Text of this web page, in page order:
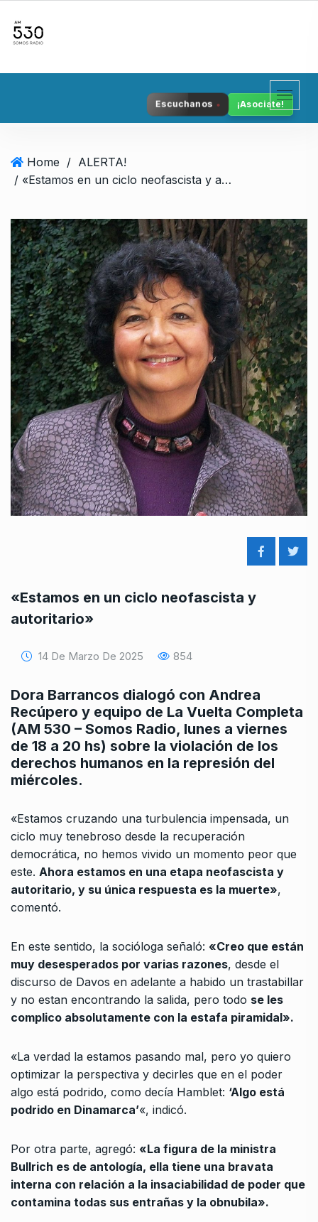
Escuchanos ¡Asociate!
Home / ALERTA!
/ «Estamos en un ciclo neofascista y autoritario»
«Estamos en un ciclo neofascista y
autoritario»
14 De Marzo De 2025 854
Dora Barrancos dialogó con Andrea
Recúpero y equipo de La Vuelta Completa
(AM 530 – Somos Radio, lunes a viernes
de 18 a 20 hs) sobre la violación de los
derechos humanos en la represión del
miércoles.
«Estamos cruzando una turbulencia impensada, un
ciclo muy tenebroso desde la recuperación
democrática, no hemos vivido un momento peor que
este. Ahora estamos en una etapa neofascista y
autoritario, y su única respuesta es la muerte»,
comentó.
En este sentido, la socióloga señaló: «Creo que están
muy desesperados por varias razones, desde el
discurso de Davos en adelante a habido un trastabillar
y no estan encontrando la salida, pero todo se les
complico absolutamente con la estafa piramidal».
«La verdad la estamos pasando mal, pero yo quiero
optimizar la perspectiva y decirles que en el poder
algo está podrido, como decía Hamblet: ‘Algo está
podrido en Dinamarca’«, indicó.
Por otra parte, agregó: «La figura de la ministra
Bullrich es de antología, ella tiene una bravata
interna con relación a la insaciabilidad de poder que
contamina todas sus entrañas y la obnubila».